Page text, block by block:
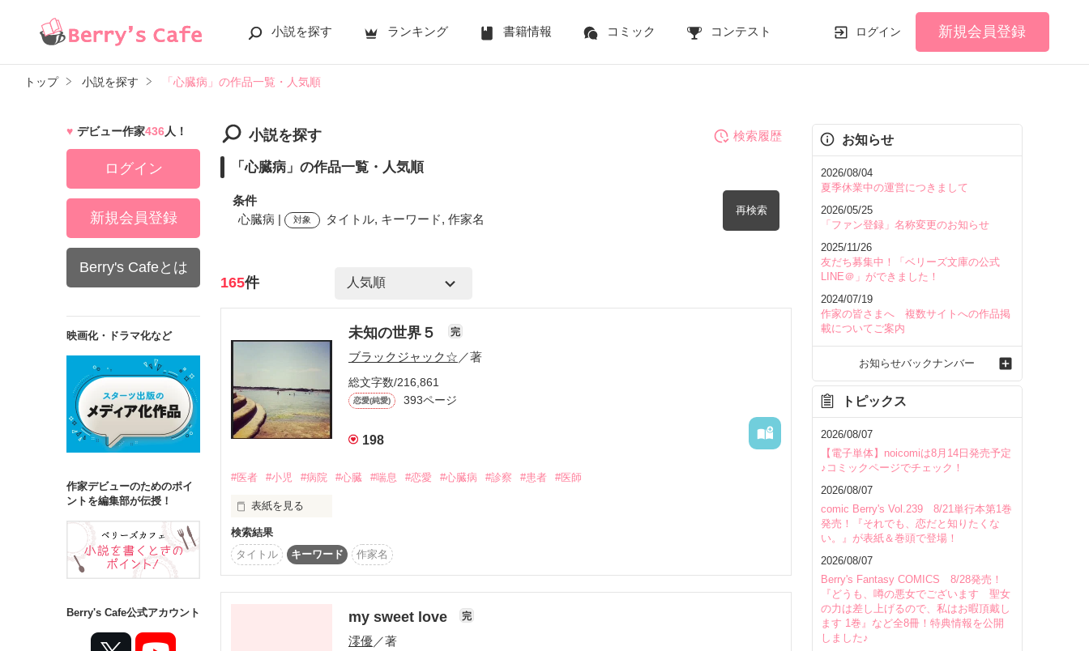
小説を探す ランキング 書籍情報 コミック コンテスト ログイン 新規会員登録
トップ 小説を探す 「心臓病」の作品一覧・人気順
小説を探す
「心臓病」の作品一覧・人気順
条件
心臓病 |
対象 タイトル, キーワード, 作家名
再検索
検索ワード
を含む
詳しく検索
検索対象
ジャンル
ステータス
検索履歴
165件
未知の世界５ 完
ブラックジャック☆ ／著
総文字数/216,861
恋愛(純愛) 393ページ
198
#医者 #小児 #病院 #心臓 #喘息 #恋愛 #心臓病 #診察 #患者 #医師
表紙を見る
孤児院で育った鈴木かなは喘息を患い、かつて幼い頃に世話になった佐藤幸治が主治医となり、入院生
活を送ることになる。退院後、幸治はかなを引き取ることにした。
高校を卒業し、医大に進んだかなに待っていたのは心臓の病気。喘息に心臓病に、さらには大学での勉
る多忙な日々を迎える。
しかし再びかなを襲ったのは、心臓病。
今度は移植手術が必要となった。
検索結果
タイトル
キーワード 作家名
my sweet love 完
澪優／著
デビュー作家436人！
ログイン
新規会員登録
Berry's Cafeとは
映画化・ドラマ化など
作家デビューのためのポイ
ントを編集部が伝授！
Berry's Cafe公式アカウント
お知らせ
2026/08/04
夏季休業中の運営につきまして
2026/05/25
「ファン登録」名称変更のお知らせ
2025/11/26
友だち募集中！「ベリーズ文庫の公式
LINE＠」ができました！
2024/07/19
作家の皆さまへ 複数サイトへの作品掲
載についてご案内
お知らせバックナンバー
トピックス
2026/08/07
【電子単体】noicomiは8月14日発売予定
♪コミックページでチェック！
2026/08/07
comic Berry's Vol.239 8/21単行本第1巻
発売！『それでも、恋だと知りたくな
い。』が表紙＆巻頭で登場！
2026/08/07
Berry's Fantasy COMICS 8/28発売！
『どうも、噂の悪女でございます 聖女
の力は差し上げるので、私はお暇頂戴し
ます 1巻』など全8冊！特典情報を公開
しました♪